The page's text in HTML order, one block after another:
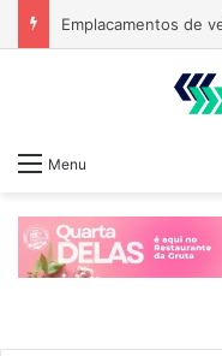
Emplacamentos de
Menu